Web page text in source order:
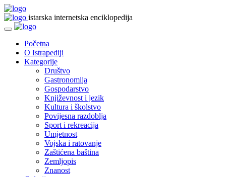
istarska internetska enciklopedija
Početna
O Istrapediji
Kategorije
Društvo
Gastronomija
Gospodarstvo
Književnost i jezik
Kultura i školstvo
Povijesna razdoblja
Sport i rekreacija
Umjetnost
Vojska i ratovanje
Zaštićena baština
Zemljopis
Znanost